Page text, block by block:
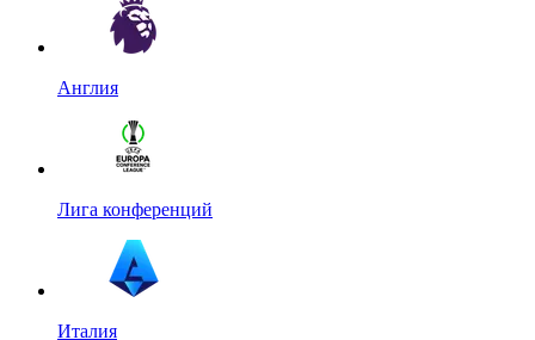
Англия
Лига конференций
Италия